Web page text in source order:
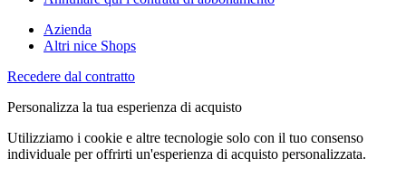
Azienda
Altri nice Shops
Recedere dal contratto
Personalizza la tua esperienza di acquisto
Utilizziamo i cookie e altre tecnologie solo con il tuo consenso
individuale per offrirti un'esperienza di acquisto personalizzata.